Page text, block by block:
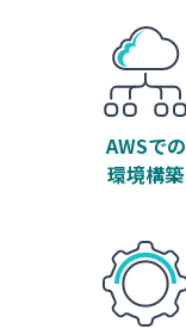
AWSでの
環境構築